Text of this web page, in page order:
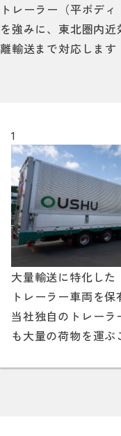
トレーラー（平ボデ
を強みに、 東北圏内近
離輸送まで対応します
1
大量輸送に特化した
トレーラー車両を保
当社独自のトレーラ
も大量の荷物を運ぶ